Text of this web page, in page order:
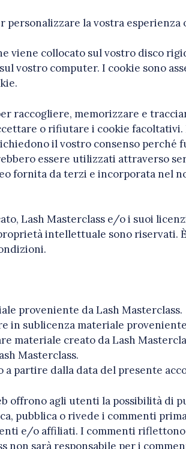
la vostra esperienza
viene collocato sul vostro disco
vostro computer. I cookie sono
raccogliere, memorizzare e
o rifiutare i cookie
il vostro consenso
essere utilizzati attraverso
fornita da terzi e incorporata nel
Lash Masterclass e/o i suoi
intellettuale sono riservati.
proveniente da Lash Masterclass.
in sublicenza materiale
materiale creato da Lash
Masterclass.
partire dalla data del presente
offrono agli utenti la possibilità di
pubblica o rivede i commenti
e/o affiliati. I commenti
non sarà responsabile per i